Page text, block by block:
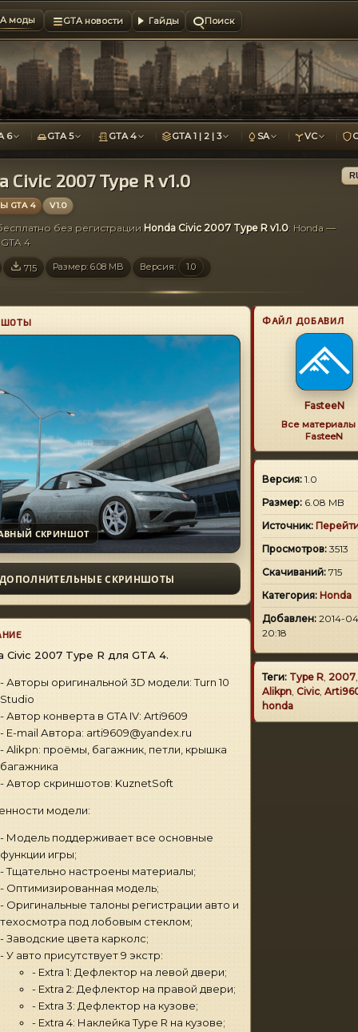
моды GTA новости Гайды Поиск
6 GTA 5 GTA 4 GTA 1 | 2 | 3 SA VC
Civic 2007 Type R v1.0
GTA 4 V1.0
без регистрации Honda Civic 2007 Type R v1.0: Honda —
4
715 Размер: 6.08 MB Версия: 1.0
СКРИНШОТ
ДОПОЛНИТЕЛЬНЫЕ СКРИНШОТЫ
Civic 2007 Type R для GTA 4.
- Авторы оригинальной 3D модели: Turn 10
Studio
- Автор конверта в GTA IV: Arti9609
- E-mail Автора: arti9609@yandex.ru
- Alikpn: проёмы, багажник, петли, крышка
багажника
- Автор скриншотов: KuznetSoft
модели:
- Модель поддерживает все основные
функции игры;
- Тщательно настроены материалы;
- Оптимизированная модель;
- Оригинальные талоны регистрации авто и
техосмотра под лобовым стеклом;
- Заводские цвета карколс;
- У авто присутствует 9 экстр:
- Extra 1: Дефлектор на левой двери;
- Extra 2: Дефлектор на правой двери;
- Extra 3: Дефлектор на кузове;
- Extra 4: Наклейка Type R на кузове;
ФАЙЛ ДОБАВИЛ
FasteeN
Все материалы
FasteeN
Версия: 1.0
Размер: 6.08 MB
Источник:
Просмотров: 3513
Скачиваний: 715
Категория: Honda
Добавлен: 2014-
20:18
Теги: Type R, 2007,
Alikpn, Civic,
honda